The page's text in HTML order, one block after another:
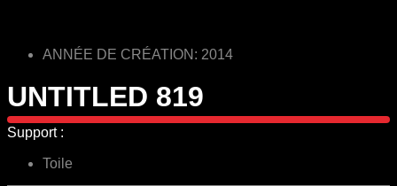
ANNÉE DE CRÉATION: 2014
UNTITLED 819
Support :
Toile